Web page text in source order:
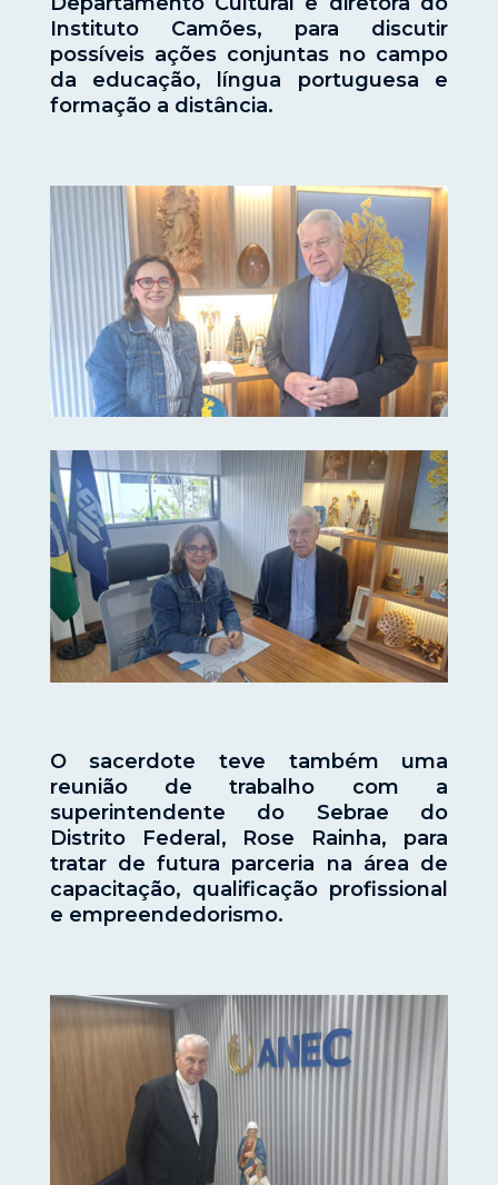
Instituto Camões, para discutir
possíveis ações conjuntas no campo
da educação, língua portuguesa e
formação a distância.
O sacerdote teve também uma
reunião de trabalho com a
superintendente do Sebrae do
Distrito Federal, Rose Rainha, para
tratar de futura parceria na área de
capacitação, qualificação profissional
e empreendedorismo.